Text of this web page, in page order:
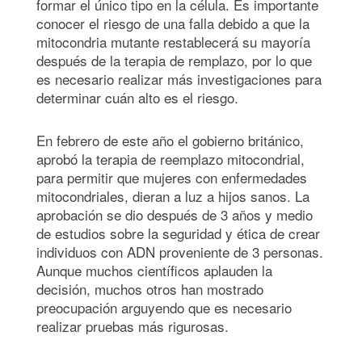
formar el único tipo en la célula. Es importante
conocer el riesgo de una falla debido a que la
mitocondria mutante restablecerá su mayoría
después de la terapia de remplazo, por lo que
es necesario realizar más investigaciones para
determinar cuán alto es el riesgo.
En febrero de este año el gobierno británico,
aprobó la terapia de reemplazo mitocondrial,
para permitir que mujeres con enfermedades
mitocondriales, dieran a luz a hijos sanos. La
aprobación se dio después de 3 años y medio
de estudios sobre la seguridad y ética de crear
individuos con ADN proveniente de 3 personas.
Aunque muchos científicos aplauden la
decisión, muchos otros han mostrado
preocupación arguyendo que es necesario
realizar pruebas más rigurosas.